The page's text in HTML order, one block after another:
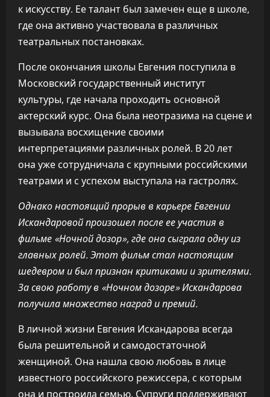
к искусству. Ее талант был замечен еще в школе,
где она активно участвовала в различных
театральных постановках.
После окончания школы Евгения поступила в
Московский государственный институт
культуры, где начала проходить основной
актерский курс. Она была неотразима на сцене и
вызывала восхищение своими
интерпретациями различных ролей. В 20 лет
она уже сотрудничала с крупными российскими
театрами и с успехом выступала на гастролях.
Однако настоящий прорыв в карьере Евгении
Искандаровой произошел после ее участия в
фильме «Ночной дозор», где она сыграла одну из
главных ролей. Этот фильм стал настоящим
шедевром и был признан критиками и зрителями.
За свою работу в «Ночном дозоре» Искандарова
получила множество наград и премий.
В личной жизни Евгения Искандарова всегда
была решительной и самодостаточной
женщиной. Она нашла свою любовь в лице
известного российского режиссера, с которым
она и построила семью. Супруги поддерживают